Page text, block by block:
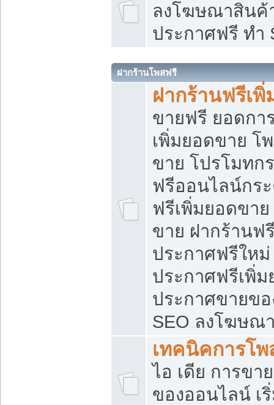
ลงโฆษณาสิน
ประกาศฟรี ทำ
ฝากร้านโพสฟรี
ฝากร้านฟรีเ
ขายฟรี ยอดกา
เพิ่มยอดขาย โ
ขาย โปรโมทก
ฟรีออนไลน์กร
ฟรีเพิ่มยอดขา
ขาย ฝากร้านฟ
ประกาศฟรีใหม่
ประกาศฟรีเพิ่
ประกาศขายข
SEO ลงโฆษณ
เทคนิคการโ
ไอ เดีย การขา
ของออนไลน์ เ